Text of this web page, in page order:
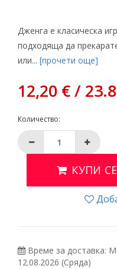
Дженга е класическа
подходяща да
или... [прочети още]
12,20 € /
Количество:
КУПИ
Време за доставка:
12.08.2026 (Сряда)